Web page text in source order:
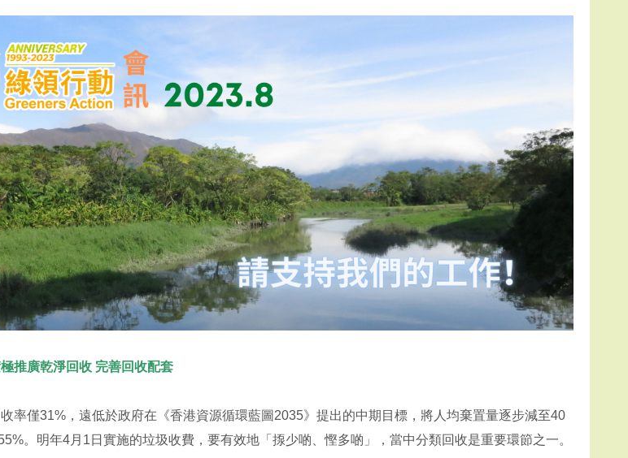
推廣乾淨回收 完善回收配套
率僅31%，遠低於政府在《香港資源循環藍圖2035》提出的中期目標，將人均棄置量逐步減至40
。明年4月1日實施的垃圾收費，要有效地「揼少啲、慳多啲」，當中分類回收是重要環節之一。